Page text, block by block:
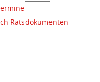
Ratsdokumenten